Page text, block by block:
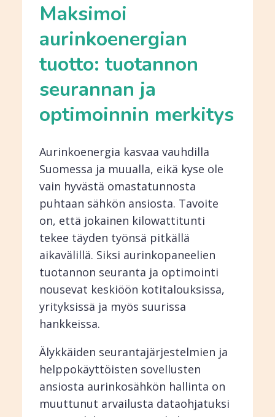
Maksimoi
aurinkoenergian
tuotto: tuotannon
seurannan ja
optimoinnin merkitys
Aurinkoenergia kasvaa vauhdilla
Suomessa ja muualla, eikä kyse ole
vain hyvästä omastatunnosta
puhtaan sähkön ansiosta. Tavoite
on, että jokainen kilowattitunti
tekee täyden työnsä pitkällä
aikavälillä. Siksi aurinkopaneelien
tuotannon seuranta ja optimointi
nousevat keskiöön kotitalouksissa,
yrityksissä ja myös suurissa
hankkeissa.
Älykkäiden seurantajärjestelmien ja
helppokäyttöisten sovellusten
ansiosta aurinkosähkön hallinta on
muuttunut arvailusta dataohjatuksi